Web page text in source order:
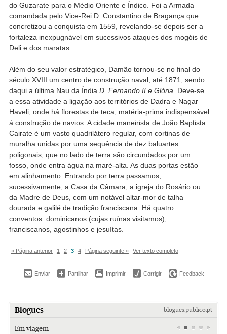
do Guzarate para o Médio Oriente e Índico. Foi a Armada
comandada pelo Vice-Rei D. Constantino de Bragança que
concretizou a conquista em 1559, revelando-se depois ser a
fortaleza inexpugnável em sucessivos ataques dos mogóis de
Deli e dos maratas.
Além do seu valor estratégico, Damão tornou-se no final do
século XVIII um centro de construção naval, até 1871, sendo
daqui a última Nau da Índia D. Fernando II e Glória. Deve-se
a essa atividade a ligação aos territórios de Dadra e Nagar
Haveli, onde há florestas de teca, matéria-prima indispensável
à construção de navios. A cidade maneirista de João Baptista
Cairate é um vasto quadrilátero regular, com cortinas de
muralha unidas por uma sequência de dez baluartes
poligonais, que no lado de terra são circundados por um
fosso, onde entra água na maré-alta. As duas portas estão
em alinhamento. Entrando por terra passamos,
sucessivamente, a Casa da Câmara, a igreja do Rosário ou
da Madre de Deus, com um notável altar-mor de talha
dourada e galilé de tradição franciscana. Há quatro
conventos: dominicanos (cujas ruínas visitamos),
franciscanos, agostinhos e jesuítas.
« Página anterior 1 2 3 4 Página seguinte » Ver texto completo
Enviar Partilhar Imprimir Corrigir Feedback
Blogues blogues.publico.pt
Em viagem